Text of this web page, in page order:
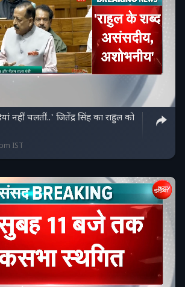
नहीं चलतीं..' जितेंद्र सिंह का राहुल को
IST